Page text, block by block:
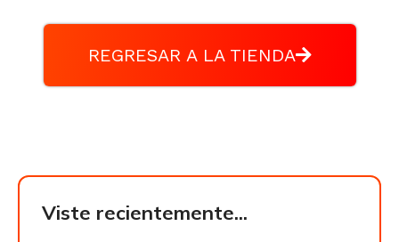
REGRESAR A LA TIENDA
Viste recientemente...